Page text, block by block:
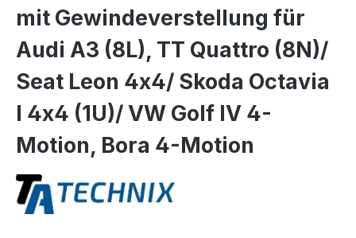
mit Gewindeverstellung für
Audi A3 (8L), TT Quattro (8N)/
Seat Leon 4x4/ Skoda Octavia
I 4x4 (1U)/ VW Golf IV 4-
Motion, Bora 4-Motion